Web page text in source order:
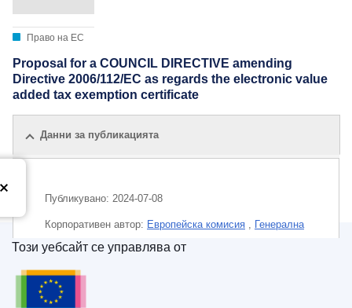
Право на ЕС
Proposal for a COUNCIL DIRECTIVE amending
Directive 2006/112/EC as regards the electronic value
added tax exemption certificate
Данни за публикацията
Публикувано: 2024-07-08
Корпоративен aвтор: Европейска комисия
Генерална
дирекция „Данъчно облагане и митнически съюз“
Тема:
Служба за публикации на Европейския съюз
Този уебсайт се управлява от